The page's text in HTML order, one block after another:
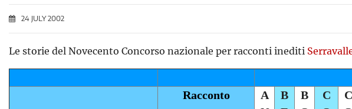
24 JULY 2002
Le storie del Novecento Concorso nazionale per racconti inediti
Racconto
A
B
B
C
C